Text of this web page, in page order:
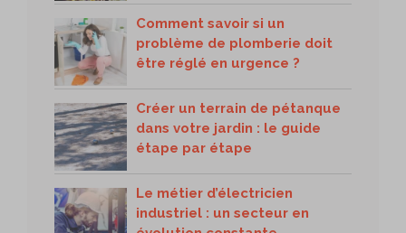
Comment savoir si un
problème de plomberie doit
être réglé en urgence ?
Créer un terrain de pétanque
dans votre jardin : le guide
étape par étape
Le métier d’électricien
industriel : un secteur en